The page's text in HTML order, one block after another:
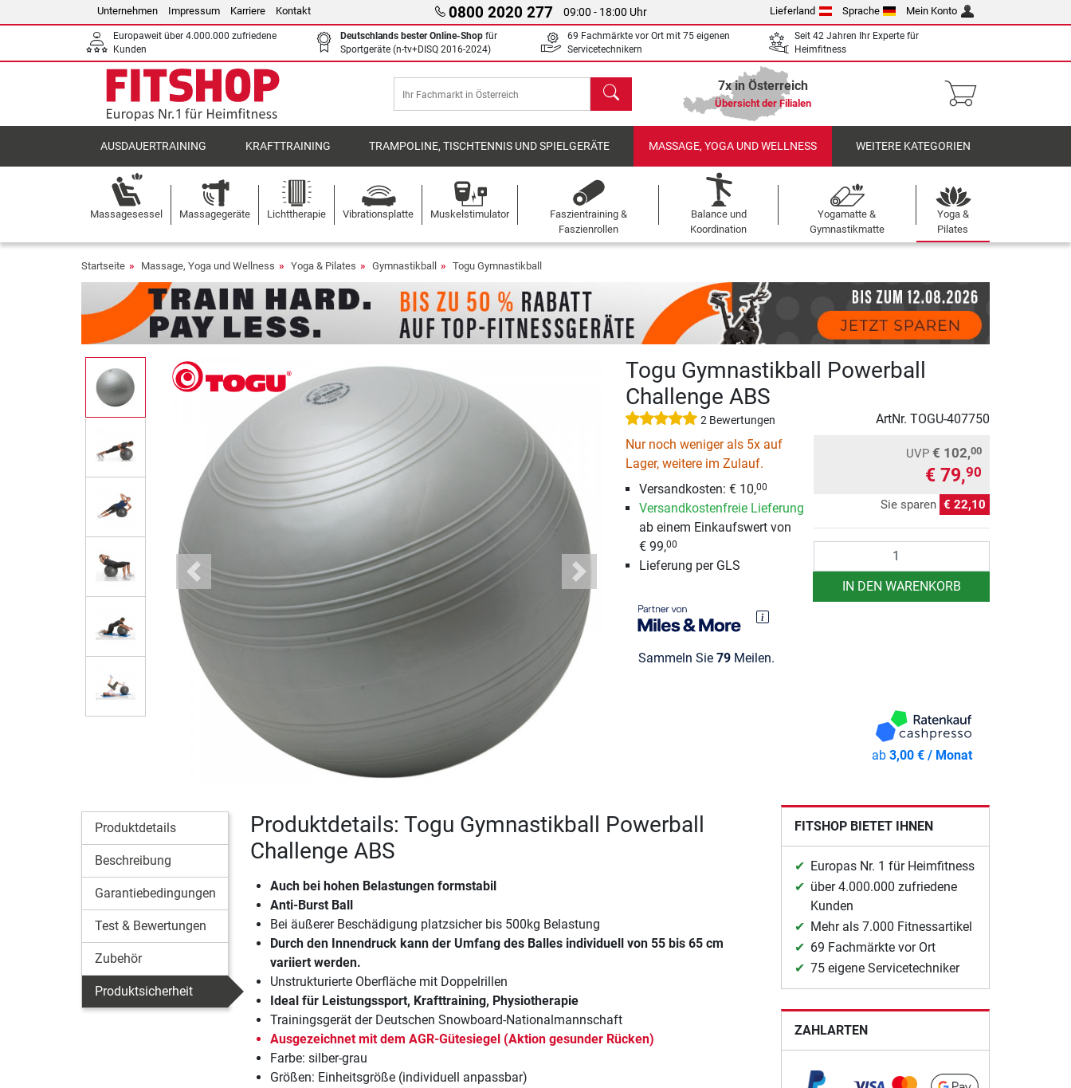
Unternehmen Impressum Karriere Kontakt 0800 2020 277 09:00 - 18:00 Uhr Lieferland Sprache Mein Konto
Europaweit über 4.000.000 zufriedene
Kunden
Deutschlands bester Online-Shop für
Sportgeräte (n-tv+DISQ 2016-2024)
69 Fachmärkte vor Ort mit 75 eigenen
Servicetechnikern
Seit 42 Jahren Ihr Experte für
Heimfitness
Suchen 7x in Österreich
Übersicht der Filialen
AUSDAUERTRAINING KRAFTTRAINING TRAMPOLINE, TISCHTENNIS UND SPIELGERÄTE MASSAGE, YOGA UND WELLNESS WEITERE KATEGORIEN
Massagesessel Massagegeräte Lichttherapie Vibrationsplatte Muskelstimulator
Faszientraining &
Faszienrollen
Balance und
Koordination
Yogamatte &
Gymnastikmatte
Yoga &
Pilates
Startseite Massage, Yoga und Wellness Yoga & Pilates Gymnastikball Togu Gymnastikball
Previous Next
Togu Gymnastikball Powerball
Challenge ABS
2 Bewertungen ArtNr. TOGU-407750
Nur noch weniger als 5x auf
Lager, weitere im Zulauf.
Versandkosten: € 10,00
Versandkostenfreie Lieferung
ab einem Einkaufswert von
€ 99,00
Lieferung per GLS
Sammeln Sie 79Meilen.
UVP € 102,00
€ 79,90
Sie sparen € 22,10
IN DEN WARENKORB
ab3,00 € / Monat
Produktdetails
Beschreibung
Garantiebedingungen
Test & Bewertungen
Zubehör
Produktsicherheit
Produktdetails: Togu Gymnastikball Powerball
Challenge ABS
Auch bei hohen Belastungen formstabil
Anti-Burst Ball
Bei äußerer Beschädigung platzsicher bis 500kg Belastung
Durch den Innendruck kann der Umfang des Balles individuell von 55 bis 65 cm
variiert werden.
Unstrukturierte Oberfläche mit Doppelrillen
Ideal für Leistungssport, Krafttraining, Physiotherapie
Trainingsgerät der Deutschen Snowboard-Nationalmannschaft
Ausgezeichnet mit dem AGR-Gütesiegel (Aktion gesunder Rücken)
Farbe: silber-grau
Größen: Einheitsgröße (individuell anpassbar)
FITSHOP BIETET IHNEN
Europas Nr. 1 für Heimfitness
über 4.000.000 zufriedene
Kunden
Mehr als 7.000 Fitnessartikel
69 Fachmärkte vor Ort
75 eigene Servicetechniker
ZAHLARTEN